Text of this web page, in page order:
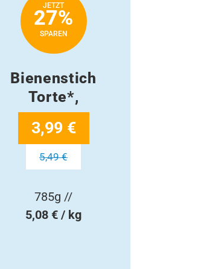
JETZT
27%
SPAREN
Bienenstich
Torte*,
3,99 €
5,49 €
785g //
5,08 € / kg